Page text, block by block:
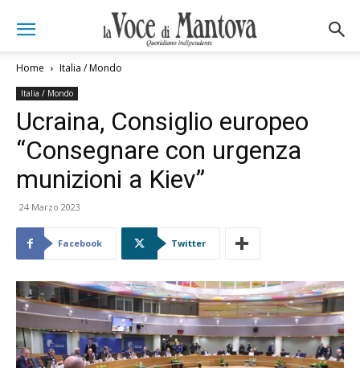
Home Italia / Mondo
Italia / Mondo
Ucraina, Consiglio europeo
“Consegnare con urgenza
munizioni a Kiev”
24 Marzo 2023
Facebook Twitter